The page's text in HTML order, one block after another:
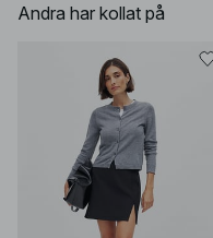
Andra har kollat på